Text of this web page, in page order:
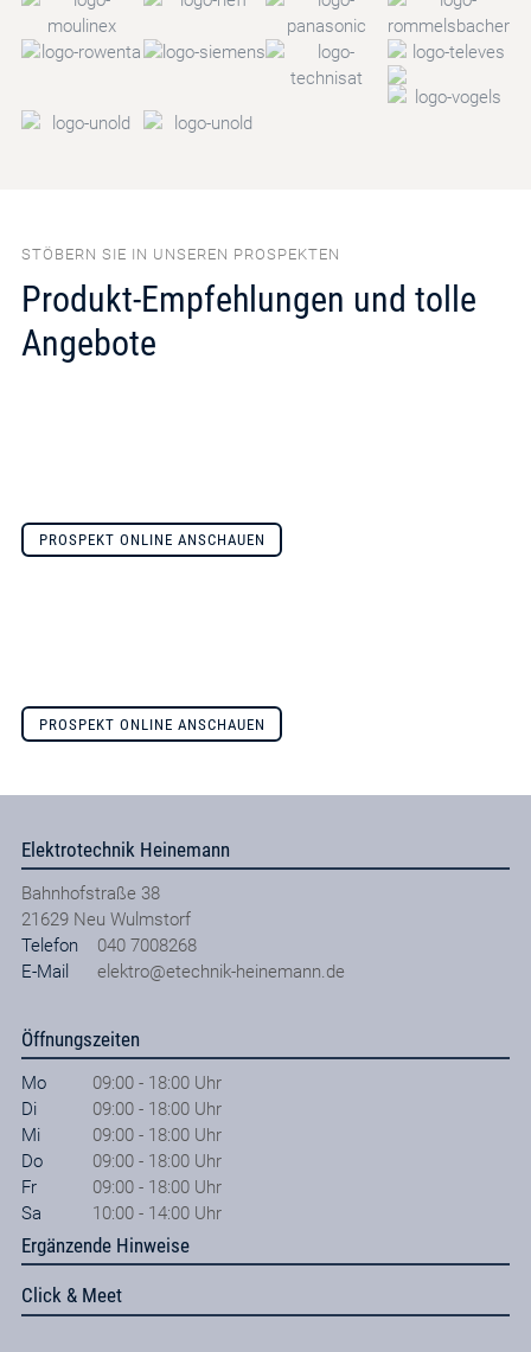
STÖBERN SIE IN UNSEREN PROSPEKTEN
Produkt-Empfehlungen und tolle
Angebote
PROSPEKT ONLINE ANSCHAUEN
PROSPEKT ONLINE ANSCHAUEN
Elektrotechnik Heinemann
Bahnhofstraße 38
21629 Neu Wulmstorf
Telefon
040 7008268
E-Mail
elektro@etechnik-heinemann.de
Öffnungszeiten
Mo
09:00 - 18:00 Uhr
Di
09:00 - 18:00 Uhr
Mi
09:00 - 18:00 Uhr
Do
09:00 - 18:00 Uhr
Fr
09:00 - 18:00 Uhr
Sa
10:00 - 14:00 Uhr
Ergänzende Hinweise
Click & Meet